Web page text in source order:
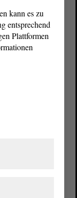
kann es zu
entsprechend
Plattformen